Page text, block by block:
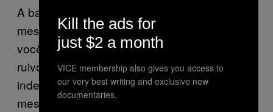
A barba inesperadamente ruiva é efeito da
mesma mutação no gene MC1R. Quando
você só tem um MC1R mutado, o cabelo
ruivo pode aparecer em locais, ahm,
indesejados. (Ou desejados, vai saber.) Mas
mesmo Haak-Bloem não tem 100% de
Kill the ads for
just $2 a month
VICE membership also gives you access to
our very best writing and exclusive new
documentaries.